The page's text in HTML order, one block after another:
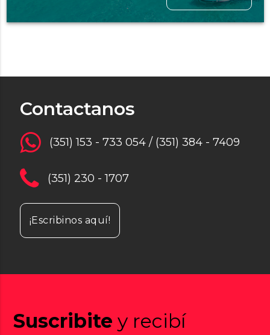
Contactanos
(351) 153 - 733 054 / (351) 384 - 7409
(351) 230 - 1707
¡Escribinos aquí!
Suscribite y recibí